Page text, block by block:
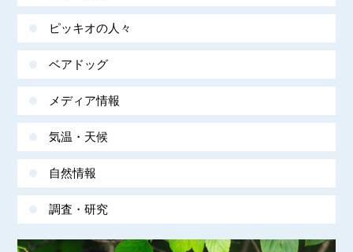
ピッキオの人々
ベアドッグ
メディア情報
気温・天候
自然情報
調査・研究